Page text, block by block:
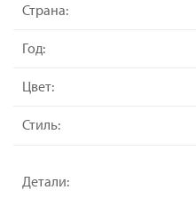
Страна:
Год:
Цвет:
Стиль:
Детали: